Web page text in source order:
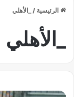
الرئيسية / _الأهلي
_الأهلي